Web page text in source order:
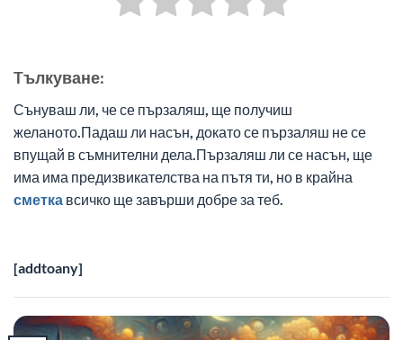
Tълкуване:
Сънуваш ли, че се пързаляш, ще получиш
желаното.Падаш ли насън, докато се пързаляш не се
впущай в съмнителни дела.Пързаляш ли се насън, ще
има има предизвикателства на пътя ти, но в крайна
сметка всичко ще завърши добре за теб.
[addtoany]